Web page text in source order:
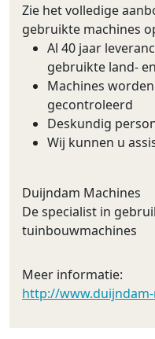
Zie het volledige
gebruikte machines
Al 40 jaar
gebruikte land-
Machines
gecontroleerd
Deskundig
Wij kunnen u
Duijndam Machines
De specialist in
tuinbouwmachines
Meer informatie:
http://